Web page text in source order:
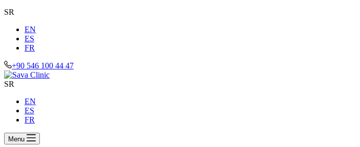
SR
EN
ES
FR
+90 546 100 44 47
SR
EN
ES
FR
Menu